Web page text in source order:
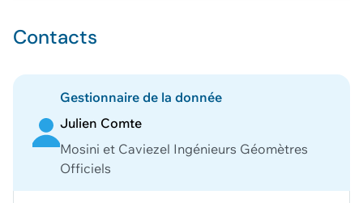
Contacts
Gestionnaire de la donnée
Julien Comte
Mosini et Caviezel Ingénieurs Géomètres
Officiels